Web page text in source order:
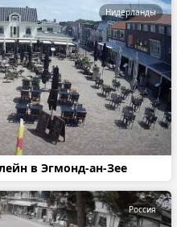
в Эгмонд-ан-Зее
Нидерланды
Россия